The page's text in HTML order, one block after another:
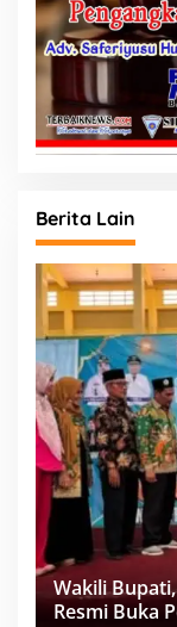
Berita Lain
Wakili
Resmi Buka